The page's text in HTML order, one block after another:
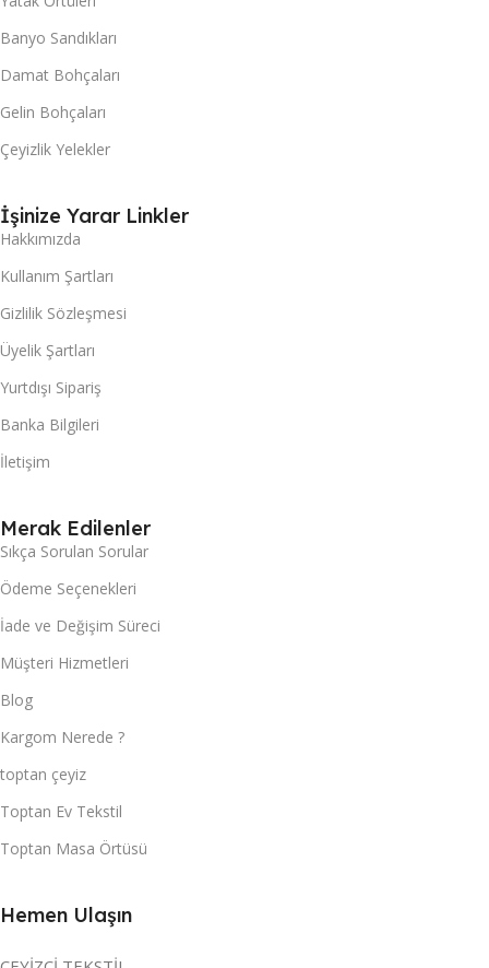
Banyo Sandıkları
Damat Bohçaları
Gelin Bohçaları
Çeyizlik Yelekler
İşinize Yarar Linkler
Hakkımızda
Kullanım Şartları
Gizlilik Sözleşmesi
Üyelik Şartları
Yurtdışı Sipariş
Banka Bilgileri
İletişim
Merak Edilenler
Sıkça Sorulan Sorular
Ödeme Seçenekleri
İade ve Değişim Süreci
Müşteri Hizmetleri
Blog
Kargom Nerede ?
toptan çeyiz
Toptan Ev Tekstil
Toptan Masa Örtüsü
Hemen Ulaşın